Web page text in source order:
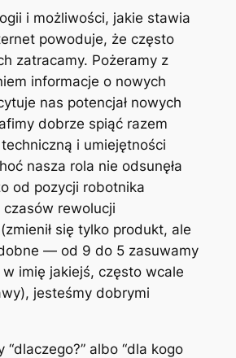
i możliwości, jakie stawia
powoduje, że często
zatracamy. Pożeramy z
informacje o nowych
nas potencjał nowych
dobrze spiąć razem
i umiejętności
nasza rola nie odsunęła
od pozycji robotnika
rewolucji
się tylko produkt, ale
— od 9 do 5 zasuwamy
w imię jakiejś, często wcale
jesteśmy dobrymi
“dlaczego?” albo “dla kogo